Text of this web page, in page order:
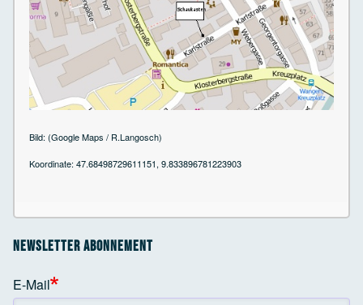
Bild: (Google Maps / R.Langosch)
Koordinate: 47.68498729611151, 9.833896781223903
Newsletter Abonnement
E-Mail